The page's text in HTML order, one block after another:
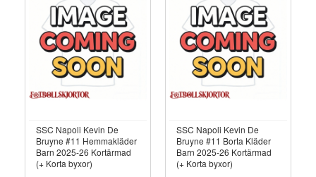
SSC Napoli Kevin De
Bruyne #11 Hemmakläder
Barn 2025-26 Kortärmad
(+ Korta byxor)
SSC Napoli Kevin De
Bruyne #11 Borta Kläder
Barn 2025-26 Kortärmad
(+ Korta byxor)